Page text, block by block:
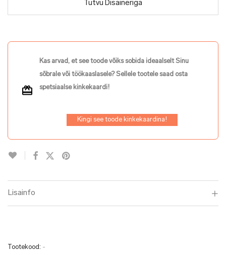
Tutvu Disaineriga
Kas arvad, et see toode võiks sobida ideaalselt Sinu
sõbrale või töökaaslasele? Sellele tootele saad osta
spetsiaalse kinkekaardi!
Kingi see toode kinkekaardina!
Lisainfo
Tootekood: -